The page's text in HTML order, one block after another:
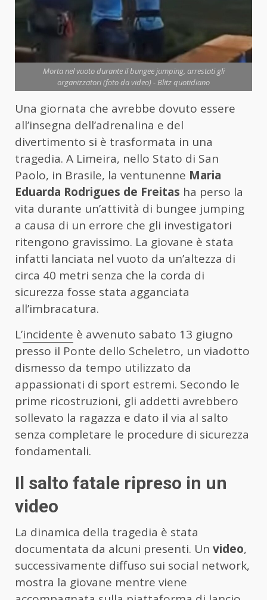
Morta nel vuoto durante il bungee jumping, arrestati gli
organizzatori (foto da video) - Blitz quotidiano
Una giornata che avrebbe dovuto essere
all’insegna dell’adrenalina e del
divertimento si è trasformata in una
tragedia. A Limeira, nello Stato di San
Paolo, in Brasile, la ventunenne Maria
Eduarda Rodrigues de Freitas ha perso la
vita durante un’attività di bungee jumping
a causa di un errore che gli investigatori
ritengono gravissimo. La giovane è stata
infatti lanciata nel vuoto da un’altezza di
circa 40 metri senza che la corda di
sicurezza fosse stata agganciata
all’imbracatura.
L’incidente è avvenuto sabato 13 giugno
presso il Ponte dello Scheletro, un viadotto
dismesso da tempo utilizzato da
appassionati di sport estremi. Secondo le
prime ricostruzioni, gli addetti avrebbero
sollevato la ragazza e dato il via al salto
senza completare le procedure di sicurezza
fondamentali.
Il salto fatale ripreso in un
video
La dinamica della tragedia è stata
documentata da alcuni presenti. Un video,
successivamente diffuso sui social network,
mostra la giovane mentre viene